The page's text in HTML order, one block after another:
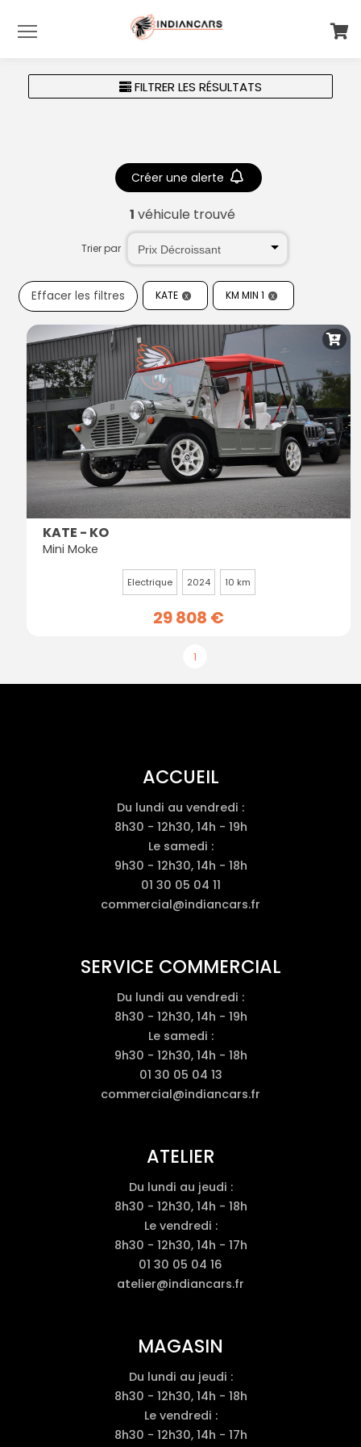
FILTRER LES RÉSULTATS
1 véhicule trouvé
Créer une alerte
Trier par
KATE
Effacer les filtres KM MIN 1
KATE - KO
Mini Moke
Electrique 2024 10 km
29 808 €
1
ACCUEIL
Du lundi au vendredi :
8h30 - 12h30, 14h - 19h
Le samedi :
9h30 - 12h30, 14h - 18h
01 30 05 04 11
commercial@indiancars.fr
SERVICE COMMERCIAL
Du lundi au vendredi :
8h30 - 12h30, 14h - 19h
Le samedi :
9h30 - 12h30, 14h - 18h
01 30 05 04 13
commercial@indiancars.fr
ATELIER
Du lundi au jeudi :
8h30 - 12h30, 14h - 18h
Le vendredi :
8h30 - 12h30, 14h - 17h
01 30 05 04 16
atelier@indiancars.fr
MAGASIN
Du lundi au jeudi :
8h30 - 12h30, 14h - 18h
Le vendredi :
8h30 - 12h30, 14h - 17h